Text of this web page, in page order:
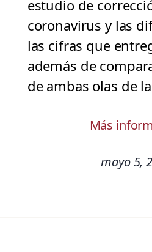
estudio de
coronavirus y las
las cifras que
además de
de ambas olas de
Más
mayo 5,